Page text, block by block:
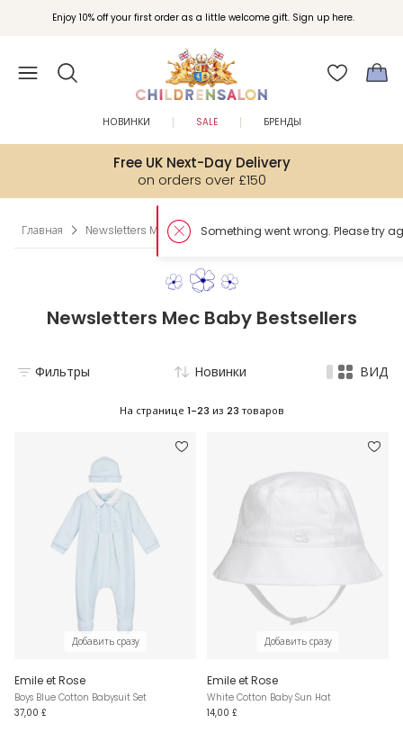
Enjoy 10% off your first order as a little welcome gift. Sign up here.
Free UK Next-Day Delivery
on orders over £150
НОВИНКИ SALE БРЕНДЫ
Главная Newsletters Mec Бестселлеры для малышей
Newsletters Mec Baby Bestsellers
Фильтры Новинки ВИД
На странице 1-23 из 23 товаров
Добавить сразу
Emile et Rose
Boys Blue Cotton Babysuit Set
37,00 £
Добавить сразу
Emile et Rose
White Cotton Baby Sun Hat
14,00 £